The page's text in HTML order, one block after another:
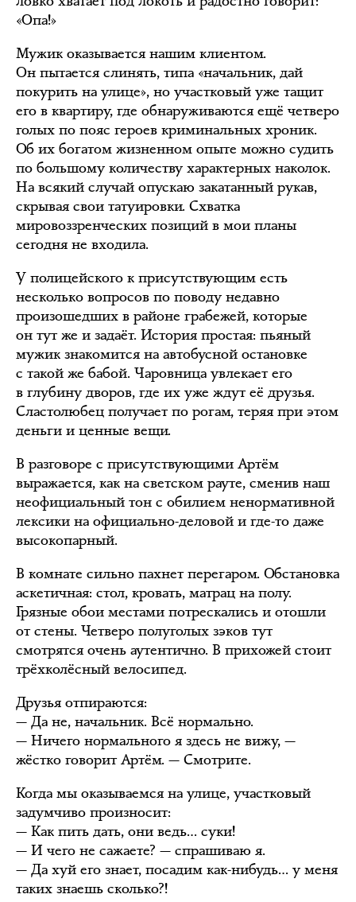
«Опа!»
Мужик оказывается нашим клиентом.
Он пытается слинять, типа «начальник, дай
покурить на улице», но участковый уже тащит
его в квартиру, где обнаруживаются ещё четверо
голых по пояс героев криминальных хроник.
Об их богатом жизненном опыте можно судить
по большому количеству характерных наколок.
На всякий случай опускаю закатанный рукав,
скрывая свои татуировки. Схватка
мировоззренческих позиций в мои планы
сегодня не входила.
У полицейского к присутствующим есть
несколько вопросов по поводу недавно
произошедших в районе грабежей, которые
он тут же и задаёт. История простая: пьяный
мужик знакомится на автобусной остановке
с такой же бабой. Чаровница увлекает его
в глубину дворов, где их уже ждут её друзья.
Сластолюбец получает по рогам, теряя при этом
деньги и ценные вещи.
В разговоре с присутствующими Артём
выражается, как на светском рауте, сменив наш
неофициальный тон с обилием ненормативной
лексики на официально-деловой и где-то даже
высокопарный.
В комнате сильно пахнет перегаром. Обстановка
аскетичная: стол, кровать, матрац на полу.
Грязные обои местами потрескались и отошли
от стены. Четверо полуголых зэков тут
смотрятся очень аутентично. В прихожей стоит
трёхколёсный велосипед.
Друзья отпираются:
— Да не, начальник. Всё нормально.
— Ничего нормального я здесь не вижу, —
жёстко говорит Артём. — Смотрите.
Когда мы оказываемся на улице, участковый
задумчиво произносит:
— Как пить дать, они ведь… суки!
— И чего не сажаете? — спрашиваю я.
— Да хуй его знает, посадим как-нибудь… у меня
таких знаешь сколько?!